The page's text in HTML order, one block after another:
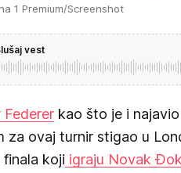
1 Premium/Screenshot
vest
Federer kao što je i
za ovaj turnir stigao u
finala koji igraju Novak